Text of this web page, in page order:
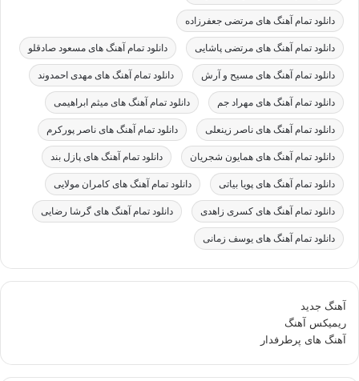
دانلود تمام آهنگ های مرتضی جعفرزاده
دانلود تمام آهنگ های مرتضی پاشایی دانلود تمام آهنگ های مسعود صادقلو
دانلود تمام آهنگ های مسیح و آرش دانلود تمام آهنگ های مهدی احمدوند
دانلود تمام آهنگ های مهراد جم دانلود تمام آهنگ های میثم ابراهیمی
دانلود تمام آهنگ های ناصر زینعلی دانلود تمام آهنگ های ناصر پورکرم
دانلود تمام آهنگ های همایون شجریان دانلود تمام آهنگ های پازل بند
دانلود تمام آهنگ های پویا بیاتی دانلود تمام آهنگ های کامران مولایی
دانلود تمام آهنگ های کسری زاهدی دانلود تمام آهنگ های گرشا رضایی
دانلود تمام آهنگ های یوسف زمانی
آهنگ جدید
ریمیکس آهنگ
آهنگ های پرطرفدار